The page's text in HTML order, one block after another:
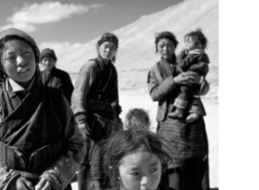
220,00 €
a
490,00 €